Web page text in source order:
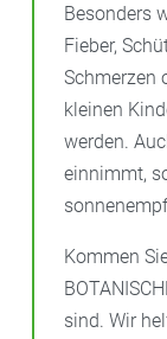
Besonders
Fieber,
Schmerzen
kleinen
werden.
einnimmt,
Kommen
sind. Wir